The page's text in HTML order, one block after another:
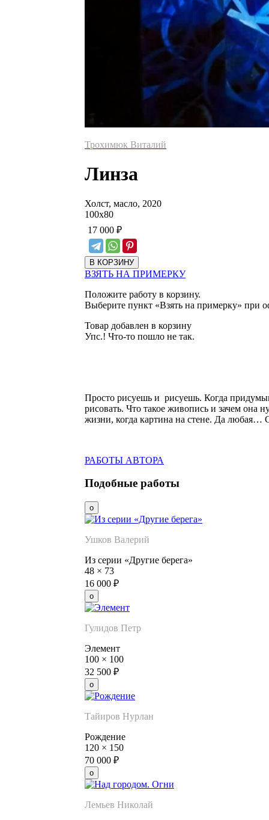
Трохимюк Виталий
Линза
Холст, масло, 2020
100х80
17 000 ₽
ВЗЯТЬ НА ПРИМЕРКУ
Положите работу в корзину.
Выберите пункт «Взять на примерку» при
Товар добавлен в корзину
Упс.! Что-то пошло не так.
Просто рисуешь и рисуешь. Когда
рисовать. Что такое живопись и зачем она
жизни, когда картина на стене. Да любая…
РАБОТЫ АВТОРА
Подобные работы
Ушков Валерий
Из серии «Другие берега»
48 × 73
16 000 ₽
Гулидов Петр
Элемент
100 × 100
32 500 ₽
Тайиров Нурлан
Рождение
120 × 150
70 000 ₽
Лемьев Николай